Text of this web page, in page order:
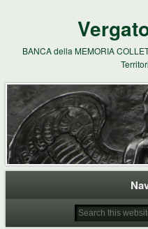
BANCA della MEMORIA